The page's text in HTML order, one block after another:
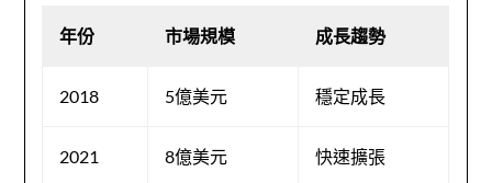
年份 市場規模 成長趨勢
2018 5億美元 穩定成長
2021 8億美元 快速擴張